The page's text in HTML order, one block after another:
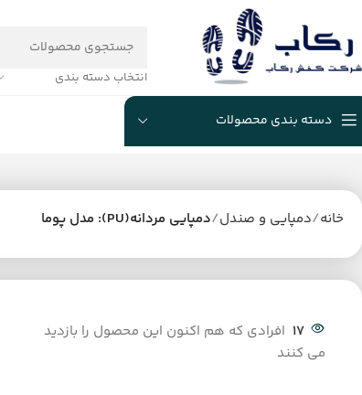
انتخاب دسته بندی
دسته بندی محصولات
خانه دمپایی و صندل دمپایی مردانه(PU): مدل پوما
17 افرادی که هم اکنون این محصول را بازدید
می کنند